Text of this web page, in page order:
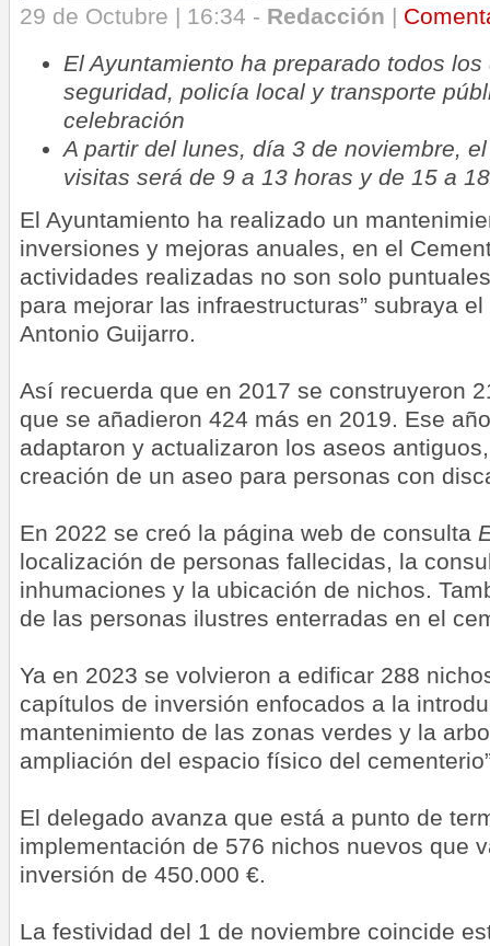
29 de Octubre | 16:34 - Redacción |
El Ayuntamiento ha preparado todos
seguridad, policía local y transporte
celebración
A partir del lunes, día 3 de noviembre,
visitas será de 9 a 13 horas y de 15 a
El Ayuntamiento ha realizado un
inversiones y mejoras anuales, en el
actividades realizadas no son solo
para mejorar las infraestructuras” subraya
Antonio Guijarro.
Así recuerda que en 2017 se construyeron
que se añadieron 424 más en 2019. Ese
adaptaron y actualizaron los aseos
creación de un aseo para personas con
En 2022 se creó la página web de consulta
localización de personas fallecidas, la
inhumaciones y la ubicación de nichos.
de las personas ilustres enterradas en el
Ya en 2023 se volvieron a edificar 288
capítulos de inversión enfocados a la
mantenimiento de las zonas verdes y la
ampliación del espacio físico del
El delegado avanza que está a punto de
implementación de 576 nichos nuevos que
inversión de 450.000 €.
La festividad del 1 de noviembre coincide